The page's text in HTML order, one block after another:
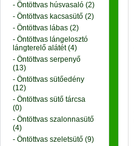
- Öntöttvas húsvasaló (2)
- Öntöttvas kacsasütő (2)
- Öntöttvas lábas (2)
- Öntöttvas lángelosztó
lángterelő alátét (4)
- Öntöttvas serpenyő
(13)
- Öntöttvas sütőedény
(12)
- Öntöttvas sütő tárcsa
(0)
- Öntöttvas szalonnasütő
(4)
- Öntöttvas szeletsütő (9)